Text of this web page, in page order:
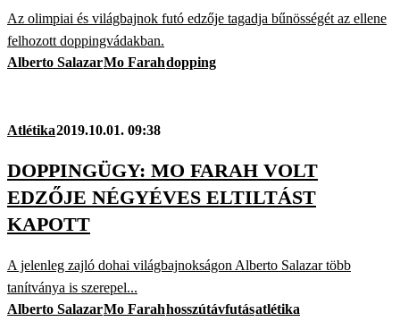
Az olimpiai és világbajnok futó edzője tagadja bűnösségét az ellene
felhozott doppingvádakban.
Alberto SalazarMo Farahdopping
Atlétika2019.10.01. 09:38
DOPPINGÜGY: MO FARAH VOLT
EDZŐJE NÉGYÉVES ELTILTÁST
KAPOTT
A jelenleg zajló dohai világbajnokságon Alberto Salazar több
tanítványa is szerepel...
Alberto SalazarMo Farahhosszútávfutásatlétika